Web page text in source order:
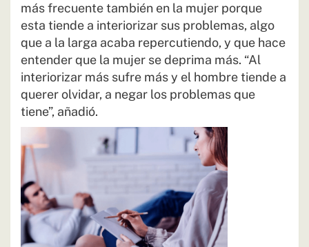
más frecuente también en la mujer porque
esta tiende a interiorizar sus problemas, algo
que a la larga acaba repercutiendo, y que hace
entender que la mujer se deprima más. “Al
interiorizar más sufre más y el hombre tiende a
querer olvidar, a negar los problemas que
tiene”, añadió.